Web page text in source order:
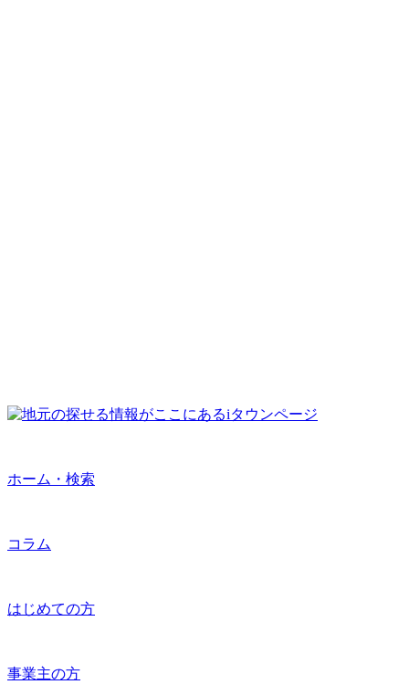
ホーム・検索
コラム
はじめての方
事業主の方